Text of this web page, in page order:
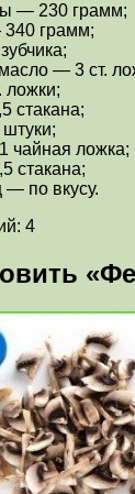
— 230 грамм;
грамм;
— 3 ст.
ложки;
стакана;
ложка;
стакана;
по вкусу.
4